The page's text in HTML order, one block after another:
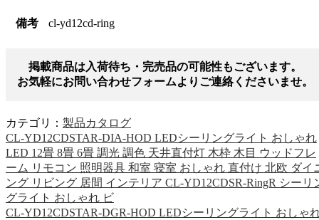
備考 cl-yd12cd-ring
掲載商品は入荷待ち・完売品の可能性もございます。
お気軽にお問い合わせフォームよりご連絡くださいませ。
カテゴリ： 製品カタログ
CL-YD12CDSTAR-DIA-HOD LEDシーリングライト おしゃれ
LED 12畳 8畳 6畳 調光 調色 天井直付灯 木枠 木目 ウッドフレ
ーム リモコン 照明器具 和室 寝室 おしゃれ 直付け 北欧 ダイ
ング リビング 居間 インテリア CL-YD12CDSR-RingR シーリ
グライト おしゃれ ビ
CL-YD12CDSTAR-DGR-HOD LEDシーリングライト おしゃ